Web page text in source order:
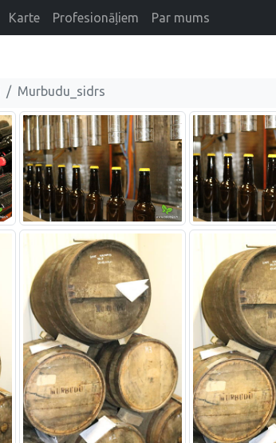
Karte Profesionāļiem Par mums
Murbudu_sidrs